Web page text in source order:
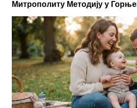
Митрополиту Методију у